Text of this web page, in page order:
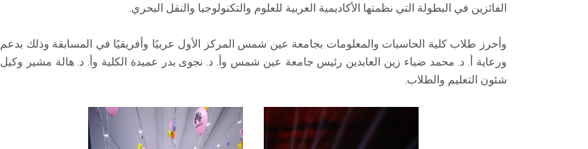
الفائزين في البطولة التي نظمتها الأكاديمية العربية للعلوم والتكنولوجيا والنقل البحري.
وأحرز طلاب كلية الحاسبات والمعلومات بجامعة عين شمس المركز الأول عربيًا وأفريقيًا في المسابقة وذلك بدعم
ورعاية أ. د. محمد ضياء زين العابدين رئيس جامعة عين شمس وأ. د. نجوى بدر عميدة الكلية وأ. د. هالة مشير وكيل
شئون التعليم والطلاب.